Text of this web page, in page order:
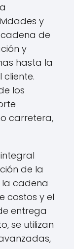
y
de
y
hasta la
los
carretera,
de la
cadena
costos y el
entrega
se utilizan